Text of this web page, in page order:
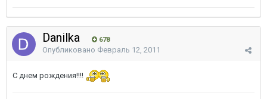
Danilka 678
Опубликовано Февраль 12, 2011
С днем рождения!!!!